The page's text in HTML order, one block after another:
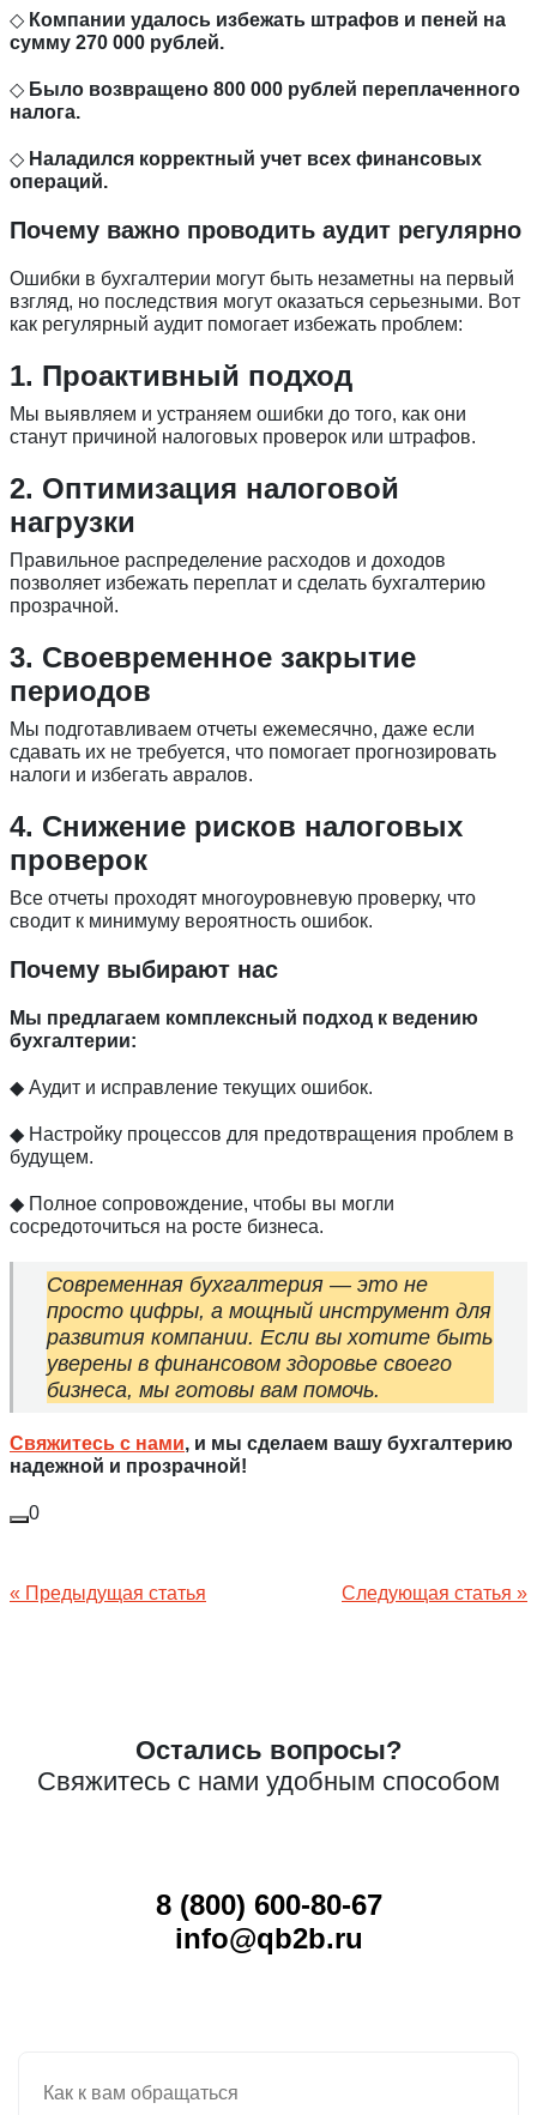
◇ Компании удалось избежать штрафов и пеней на
сумму 270 000 рублей.
◇ Было возвращено 800 000 рублей переплаченного
налога.
◇ Наладился корректный учет всех финансовых
операций.
Почему важно проводить аудит регулярно
Ошибки в бухгалтерии могут быть незаметны на первый
взгляд, но последствия могут оказаться серьезными. Вот
как регулярный аудит помогает избежать проблем:
1. Проактивный подход
Мы выявляем и устраняем ошибки до того, как они
станут причиной налоговых проверок или штрафов.
2. Оптимизация налоговой
нагрузки
Правильное распределение расходов и доходов
позволяет избежать переплат и сделать бухгалтерию
прозрачной.
3. Своевременное закрытие
периодов
Мы подготавливаем отчеты ежемесячно, даже если
сдавать их не требуется, что помогает прогнозировать
налоги и избегать авралов.
4. Снижение рисков налоговых
проверок
Все отчеты проходят многоуровневую проверку, что
сводит к минимуму вероятность ошибок.
Почему выбирают нас
Мы предлагаем комплексный подход к ведению
бухгалтерии:
◆ Аудит и исправление текущих ошибок.
◆ Настройку процессов для предотвращения проблем в
будущем.
◆ Полное сопровождение, чтобы вы могли
сосредоточиться на росте бизнеса.
Современная бухгалтерия — это не
просто цифры, а мощный инструмент для
развития компании. Если вы хотите быть
уверены в финансовом здоровье своего
бизнеса, мы готовы вам помочь.
Свяжитесь с нами, и мы сделаем вашу бухгалтерию
надежной и прозрачной!
0
Навигация
« Предыдущая статья Следующая статья »
Остались вопросы?
Свяжитесь с нами удобным способом
8 (800) 600-80-67
info@qb2b.ru